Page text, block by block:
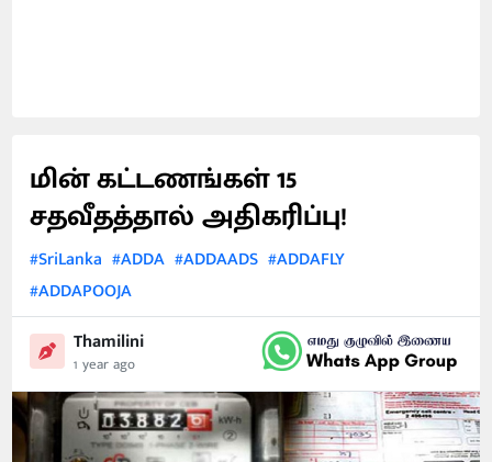
மின் கட்டணங்கள் 15
சதவீதத்தால் அதிகரிப்பு!
#SriLanka #ADDA #ADDAADS #ADDAFLY
#ADDAPOOJA
Thamilini
1 year ago